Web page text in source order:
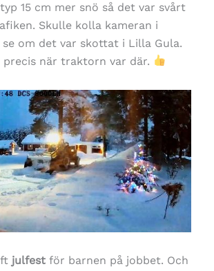
15 cm mer snö så det var svårt
Skulle kolla kameran i
om det var skottat i Lilla Gula.
precis när traktorn var där.
julfestför barnen på jobbet. Och